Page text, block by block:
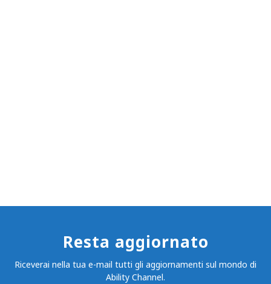
Resta aggiornato
Riceverai nella tua e-mail tutti gli aggiornamenti sul mondo di
Ability Channel.